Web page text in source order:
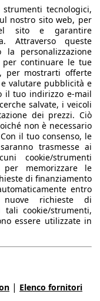
per la correttezza
Torna su
auto europeo.
tecnologici,
nostro sito web, per
sito e garantire
Attraverso queste
la personalizzazione
per continuare le tue
per mostrarti offerte
valutare pubblicità e
il tuo indirizzo e-mail
salvate, i veicoli
dei prezzi. Ciò
non è necessario
il tuo consenso, le
trasmesse ai
cookie/strumenti
memorizzare le
di finanziamento
entro
richieste di
tali cookie/strumenti,
essere utilizzate in
| Elenco fornitori